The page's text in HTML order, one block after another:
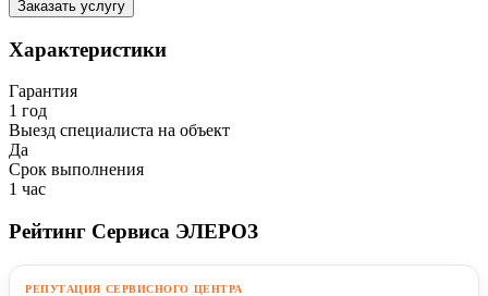
Заказать услугу
Характеристики
Гарантия
1 год
Выезд специалиста на объект
Да
Срок выполнения
1 час
Рейтинг Сервиса ЭЛЕРОЗ
РЕПУТАЦИЯ СЕРВИСНОГО ЦЕНТРА